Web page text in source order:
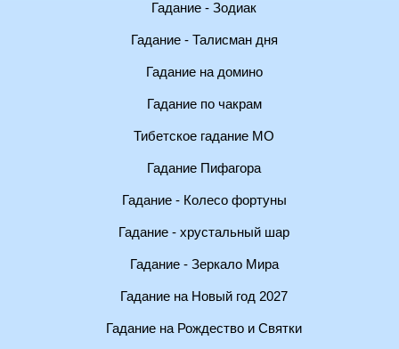
Гадание - Зодиак
Гадание - Талисман дня
Гадание на домино
Гадание по чакрам
Тибетское гадание МО
Гадание Пифагора
Гадание - Колесо фортуны
Гадание - хрустальный шар
Гадание - Зеркало Мира
Гадание на Новый год 2027
Гадание на Рождество и Святки